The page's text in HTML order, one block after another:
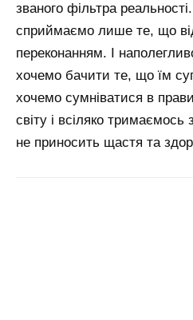
званого фільтра
сприймаємо лише те, що
переконанням. І
хочемо бачити те, що їм
хочемо сумніватися в
світу і всіляко тримаємось
не приносить щастя та